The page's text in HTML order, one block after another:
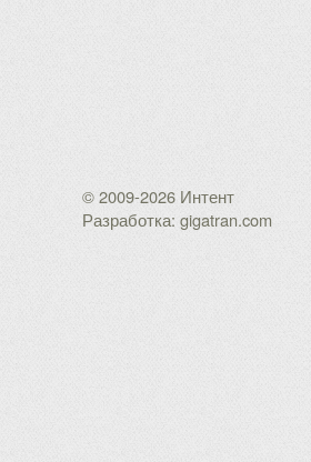
© 2009-2026 Интент
Разработка: gigatran.com